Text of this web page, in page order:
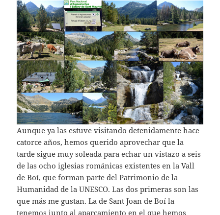
Aunque ya las estuve visitando detenidamente hace
catorce años, hemos querido aprovechar que la
tarde sigue muy soleada para echar un vistazo a seis
de las ocho iglesias románicas existentes en la Vall
de Boí, que forman parte del Patrimonio de la
Humanidad de la UNESCO. Las dos primeras son las
que más me gustan. La de Sant Joan de Boí la
tenemos junto al aparcamiento en el que hemos